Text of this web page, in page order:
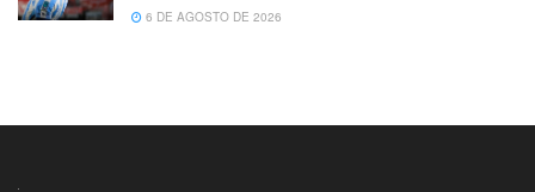
6 DE AGOSTO DE 2026